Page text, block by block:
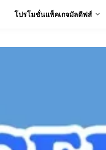
โปรโมชั่นแพ็คเกจมัลดีฟส์